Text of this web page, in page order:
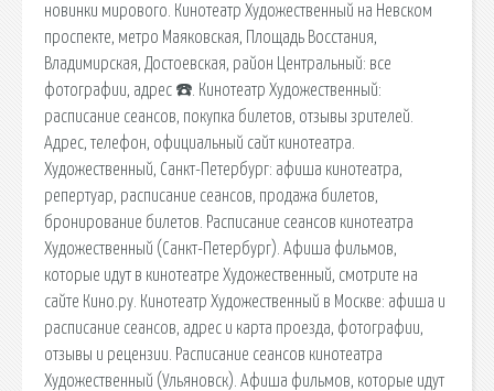
новинки мирового. Кинотеатр Художественный на Невском
проспекте, метро Маяковская, Площадь Восстания,
Владимирская, Достоевская, район Центральный: все
фотографии, адрес ☎️. Кинотеатр Художественный:
расписание сеансов, покупка билетов, отзывы зрителей.
Адрес, телефон, официальный сайт кинотеатра.
Художественный, Санкт-Петербург: афиша кинотеатра,
репертуар, расписание сеансов, продажа билетов,
бронирование билетов. Расписание сеансов кинотеатра
Художественный (Санкт-Петербург). Афиша фильмов,
которые идут в кинотеатре Художественный, смотрите на
сайте Кино.ру. Кинотеатр Художественный в Москве: афиша и
расписание сеансов, адрес и карта проезда, фотографии,
отзывы и рецензии. Расписание сеансов кинотеатра
Художественный (Ульяновск). Афиша фильмов, которые идут